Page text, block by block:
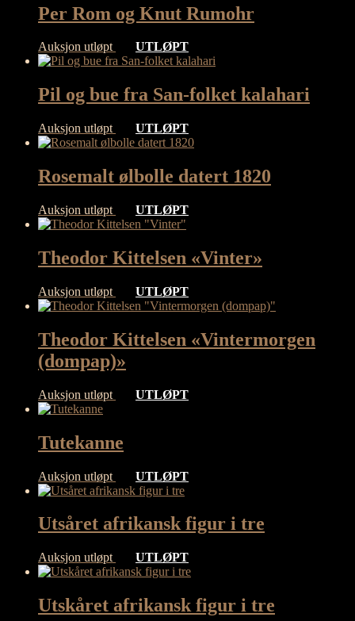
Per Rom og Knut Rumohr
Auksjon utløpt UTLØPT
Pil og bue fra San-folket kalahari
Auksjon utløpt UTLØPT
Rosemalt ølbolle datert 1820
Auksjon utløpt UTLØPT
Theodor Kittelsen «Vinter»
Auksjon utløpt UTLØPT
Theodor Kittelsen «Vintermorgen
(dompap)»
Auksjon utløpt UTLØPT
Tutekanne
Auksjon utløpt UTLØPT
Utsåret afrikansk figur i tre
Auksjon utløpt UTLØPT
Utskåret afrikansk figur i tre